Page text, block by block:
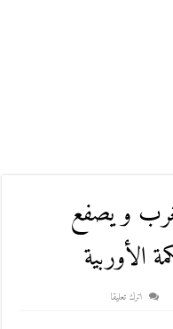
و يصفع
الأوربية
اترك تعليقا